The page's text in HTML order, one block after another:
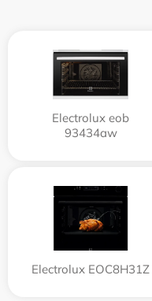
Electrolux eob
93434aw
Electrolux EOC8H31Z